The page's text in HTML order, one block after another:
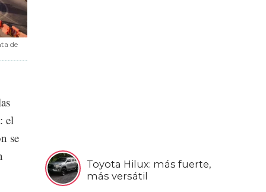
Toyota Hilux: más fuerte,
más versátil
de
el
se